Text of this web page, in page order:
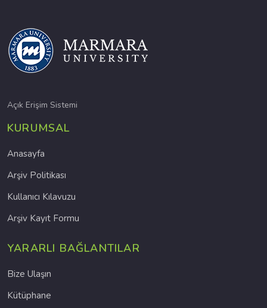
Açık Erişim Sistemi
KURUMSAL
Anasayfa
Arşiv Politikası
Kullanıcı Kılavuzu
Arşiv Kayıt Formu
YARARLI BAĞLANTILAR
Bize Ulaşın
Kütüphane